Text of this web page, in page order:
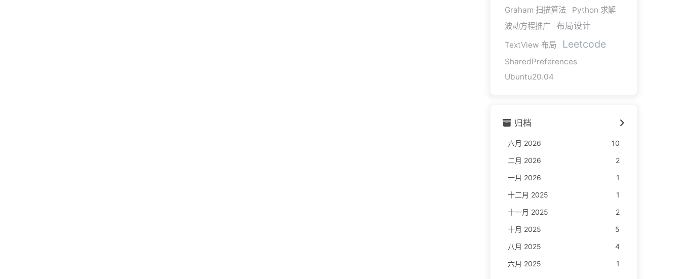
Graham 扫描算法
Python 求解
波动方程推广
布局设计
TextView 布局 Leetcode
SharedPreferences
Ubuntu20.04
归档
六月 2026
10
二月 2026
2
一月 2026
1
十二月 2025
1
十一月 2025
2
十月 2025
5
八月 2025
4
六月 2025
1